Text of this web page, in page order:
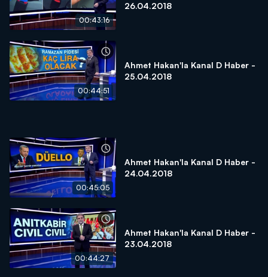
00:43:16
26.04.2018
00:44:51
Ahmet Hakan'la Kanal D Haber -
25.04.2018
00:45:05
Ahmet Hakan'la Kanal D Haber -
24.04.2018
00:44:27
Ahmet Hakan'la Kanal D Haber -
23.04.2018